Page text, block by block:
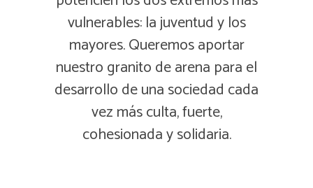
vulnerables: la juventud y los
mayores. Queremos aportar
nuestro granito de arena para el
desarrollo de una sociedad cada
vez más culta, fuerte,
cohesionada y solidaria.